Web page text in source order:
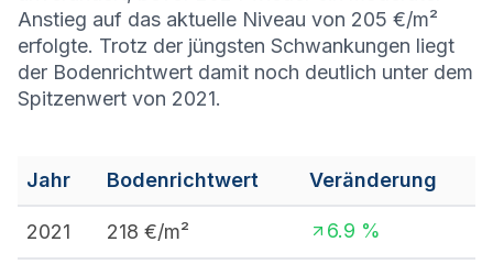
Anstieg auf das aktuelle Niveau von 205 €/m²
erfolgte. Trotz der jüngsten Schwankungen liegt
der Bodenrichtwert damit noch deutlich unter dem
Spitzenwert von 2021.
Jahr Bodenrichtwert Veränderung
2021 218 €/m² 6.9 %